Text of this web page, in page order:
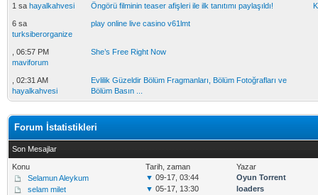
1 sa hayalkahvesi Öngörü filminin teaser afişleri ile ilk tanıtımı paylaşıldı!
6 sa
turksiberorganize
play online live casino v61lmt
, 06:57 PM
maviforum
She’s Free Right Now
, 02:31 AM
hayalkahvesi
Evlilik Güzeldir Bölüm Fragmanları, Bölüm Fotoğrafları ve
Bölüm Basın ...
Forum İstatistikleri
Son Mesajlar
Konu Tarih, zaman
Yazar
Selamun Aleykum
▼ 09-17, 03:44
Oyun Torrent
selam milet
▼ 05-17, 13:30
loaders